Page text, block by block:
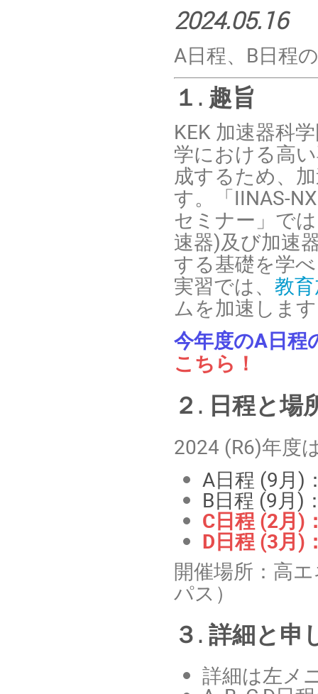
2024.05.16
A日程、B日程
１. 趣旨
KEK 加速器科
学における高
成するため、
す。「IINAS-
セミナー」で
速器)及び加速
する基礎を学
実習では、 教
ムを加速しま
今年度のA日程
こちら！
２. 日程と場
2024 (R6)年度
A日程 (9月)
B日程 (9月)
C日程 (2月)
D日程 (3月)
開催場所：高
パス）
３. 詳細と申
詳細は左メ